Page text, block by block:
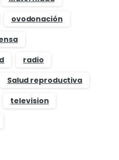
ovodonación
radio
Salud reproductiva
television